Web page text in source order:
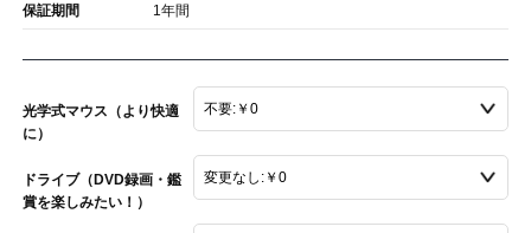
保証期間 1年間
光学式マウス（より快適
に）
ドライブ（DVD録画・鑑
賞を楽しみたい！）